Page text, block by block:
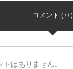
コメント ( 0 )
はありません。